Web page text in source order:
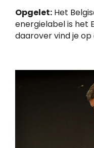
Opgelet: Het
energielabel is het
daarover vind je op